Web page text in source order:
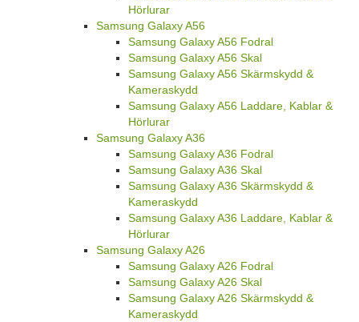
Hörlurar
Samsung Galaxy A56
Samsung Galaxy A56 Fodral
Samsung Galaxy A56 Skal
Samsung Galaxy A56 Skärmskydd &
Kameraskydd
Samsung Galaxy A56 Laddare, Kablar &
Hörlurar
Samsung Galaxy A36
Samsung Galaxy A36 Fodral
Samsung Galaxy A36 Skal
Samsung Galaxy A36 Skärmskydd &
Kameraskydd
Samsung Galaxy A36 Laddare, Kablar &
Hörlurar
Samsung Galaxy A26
Samsung Galaxy A26 Fodral
Samsung Galaxy A26 Skal
Samsung Galaxy A26 Skärmskydd &
Kameraskydd